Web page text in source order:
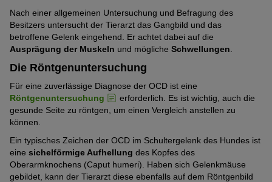
Nach einer allgemeinen Untersuchung und Befragung des
Besitzers untersucht der Tierarzt das Gangbild und das
betroffene Gelenk eingehend. Er achtet dabei auf die
Ausprägung der Muskeln und mögliche Schwellungen
Die Röntgenuntersuchung
Für eine zuverlässige Diagnose der OCD ist eine
Röntgenuntersuchung
erforderlich. Es ist wichtig, auch die
gesunde Seite zu röntgen, um einen Vergleich anstellen zu
können.
Ein typisches Zeichen der OCD im Schultergelenk des Hundes ist
eine sichelförmige Aufhellung des Kopfes des
Oberarmknochens (Caput humeri). Haben sich Gelenkmäuse
gebildet, kann der Tierarzt diese ebenfalls auf dem Röntgenbild